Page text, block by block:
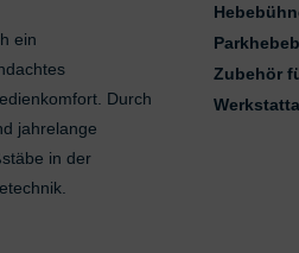
ein
Durch
jahrelange
in der
Zubehör